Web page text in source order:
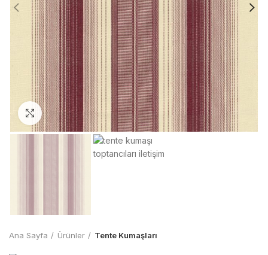
Click to enlarge
Ana Sayfa Ürünler Tente Kumaşları